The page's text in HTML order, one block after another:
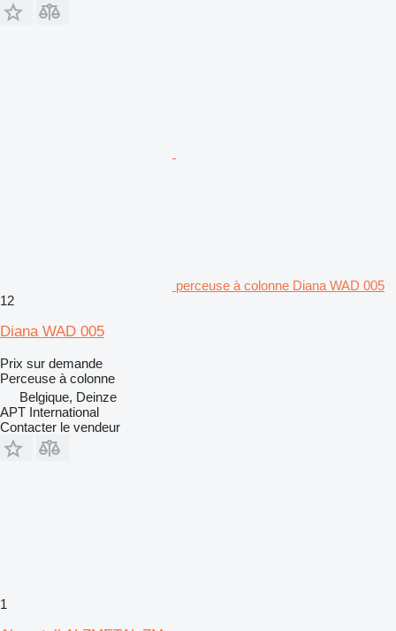
perceuse à colonne Diana WAD 005
12
Diana WAD 005
Prix sur demande
Perceuse à colonne
Belgique, Deinze
APT International
Contacter le vendeur
1